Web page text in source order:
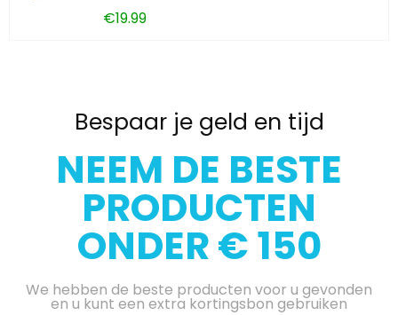
€19.99
Bespaar je geld en tijd
NEEM DE BESTE
PRODUCTEN
ONDER € 150
We hebben de beste producten voor u gevonden
en u kunt een extra kortingsbon gebruiken